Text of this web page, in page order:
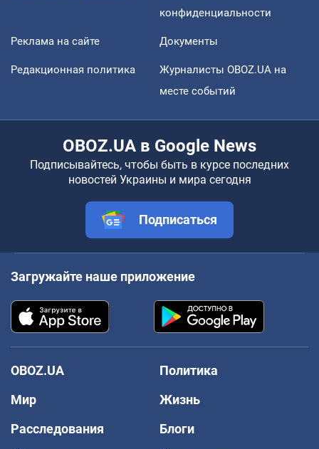
конфиденциальности
Реклама на сайте Документы
Редакционная политика
Журналисты OBOZ.UA на
месте событий
OBOZ.UA в Google News
Подписывайтесь, чтобы быть в курсе последних
новостей Украины и мира сегодня
Подписаться
Загружайте наше приложение
OBOZ.UA
Политика
Мир
Жизнь
Расследования
Блоги